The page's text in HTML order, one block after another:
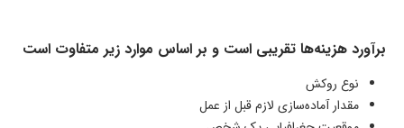
برآورد هزینه‌ها تقریبی است و بر اساس موارد زیر متفاوت است
نوع روکش
مقدار آماده‌سازی لازم قبل از عمل